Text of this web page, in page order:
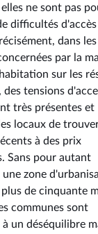
ne sont pas
difficultés d'accès
dans les
par la
sur les
des tensions
très présentes et
locaux de
à des prix
Sans pour autant
zone
de cinquante
communes sont
un déséquilibre